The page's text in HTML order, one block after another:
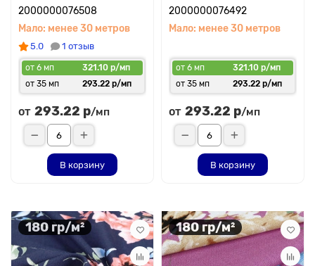
2000000076508
Мало: менее 30 метров
5.0 1 отзыв
от 6 мп
321.10 р/мп
от 35 мп
293.22 р/мп
от 293.22 р/мп
В корзину
2000000076492
Мало: менее 30 метров
от 6 мп
321.10 р/мп
от 35 мп
293.22 р/мп
от 293.22 р/мп
В корзину
180 гр/м² 180 гр/м²